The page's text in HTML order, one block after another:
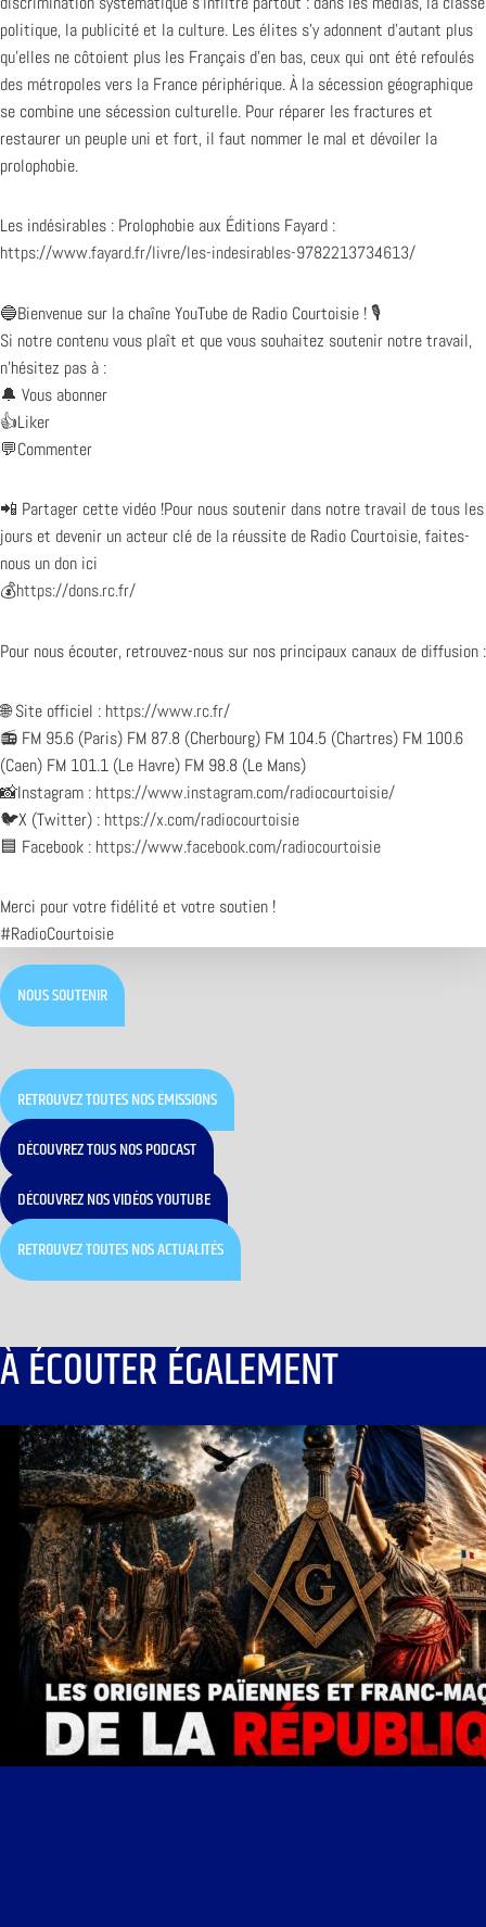
politique, la publicité et la culture. Les élites s’y adonnent d’autant plus
qu’elles ne côtoient plus les Français d’en bas, ceux qui ont été refoulés
des métropoles vers la France périphérique. À la sécession géographique
se combine une sécession culturelle. Pour réparer les fractures et
restaurer un peuple uni et fort, il faut nommer le mal et dévoiler la
prolophobie.
Les indésirables : Prolophobie aux Éditions Fayard :
https://www.fayard.fr/livre/les-indesirables-9782213734613/
🔵Bienvenue sur la chaîne YouTube de Radio Courtoisie ! 🎙️
Si notre contenu vous plaît et que vous souhaitez soutenir notre travail,
n’hésitez pas à :
🔔 Vous abonner
👍Liker
💬Commenter
📲 Partager cette vidéo !Pour nous soutenir dans notre travail de tous les
jours et devenir un acteur clé de la réussite de Radio Courtoisie, faites-
nous un don ici
💰https://dons.rc.fr/
Pour nous écouter, retrouvez-nous sur nos principaux canaux de diffusion :
🌐 Site officiel : https://www.rc.fr/
📻 FM 95.6 (Paris) FM 87.8 (Cherbourg) FM 104.5 (Chartres) FM 100.6
(Caen) FM 101.1 (Le Havre) FM 98.8 (Le Mans)
📸Instagram : https://www.instagram.com/radiocourtoisie/
🐦X (Twitter) : https://x.com/radiocourtoisie
🟦 Facebook : https://www.facebook.com/radiocourtoisie
Merci pour votre fidélité et votre soutien !
#RadioCourtoisie
NOUS SOUTENIR
RETROUVEZ TOUTES NOS ÉMISSIONS
DÉCOUVREZ TOUS NOS PODCAST
DÉCOUVREZ NOS VIDÉOS YOUTUBE
RETROUVEZ TOUTES NOS ACTUALITÉS
À ÉCOUTER ÉGALEMENT